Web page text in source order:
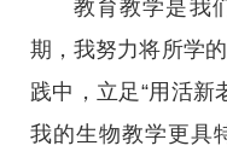
教育教学是我
期，我努力将所学
践中，立足“用活新
我的生物教学更具